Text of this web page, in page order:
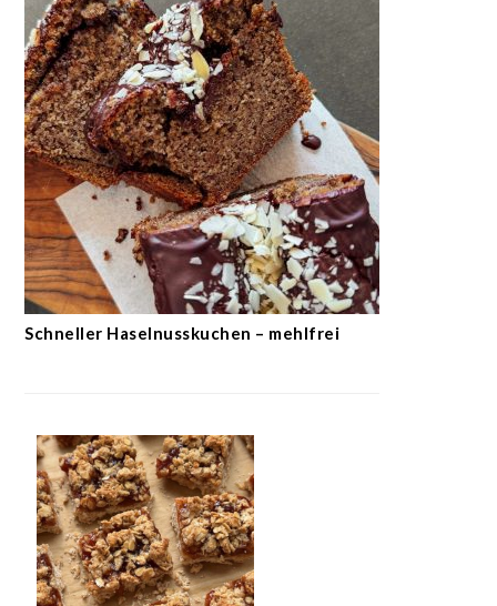
Schneller Haselnusskuchen – mehlfrei